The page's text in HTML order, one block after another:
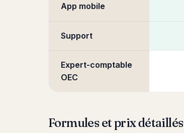
App mobile
Support
Expert-comptable
OEC
Formules et prix détaillés